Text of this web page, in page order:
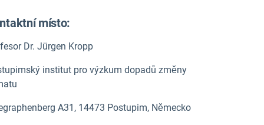
místo:
Dr. Jürgen Kropp
institut pro výzkum dopadů změny
A31, 14473 Postupim, Německo